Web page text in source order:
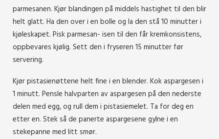
parmesanen. Kjør blandingen på middels hastighet til den blir
helt glatt. Ha den over i en bolle og la den stå 10 minutter i
kjøleskapet. Pisk parmesan- isen til den får kremkonsistens,
oppbevares kjølig. Sett den i fryseren 15 minutter før
servering.
Kjør pistasienøttene helt fine i en blender. Kok aspargesen i
1 minutt. Pensle halvparten av aspargesen på den nederste
delen med egg, og rull dem i pistasiemelet. Ta for deg en
etter en. Stek så de panerte aspargesene gylne i en
stekepanne med litt smør.